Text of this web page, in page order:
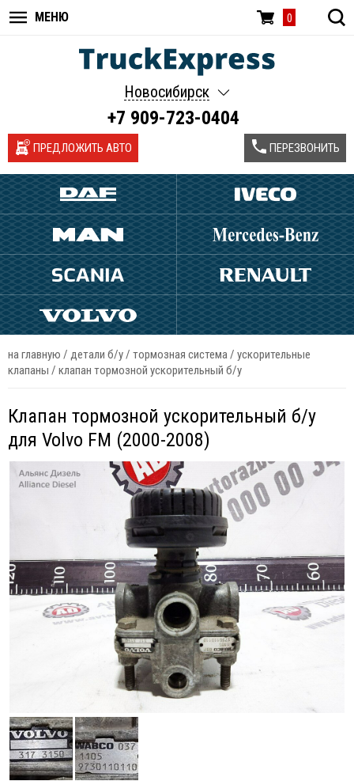
МЕНЮ 0
Новосибирск
+7 909-723-0404
ПРЕДЛОЖИТЬ АВТО
на главную / детали б/у/ тормозная система/ ускорительные
клапаны / клапан тормозной ускорительный б/у
Клапан тормозной ускорительный б/у
для Volvo FM (2000-2008)